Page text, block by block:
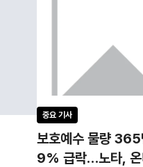
추가 상승 여부에 따라 투자
으로 단계적으로 격상될 수
다. 한국거래소에 따르면 현
으로 지정될 가능성이 있
동안 투자주의종목으로 지
중요 기사
보호예수 물량 365
9% 급락…노타, 온